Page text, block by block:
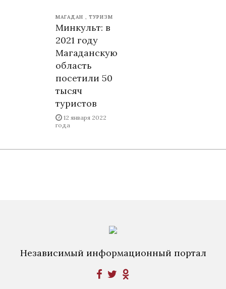
МАГАДАН ТУРИЗМ
Минкульт: в
2021 году
Магаданскую
область
посетили 50
тысяч
туристов
12 января 2022
года
Независимый информационный портал